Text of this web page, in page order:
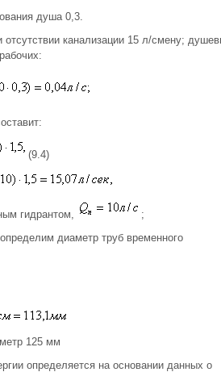
душа 0,3.
отсутствии канализации 15 л/смену;
(9.4)
гидрантом,
;
диаметр труб временного
125 мм
определяется на основании данных о